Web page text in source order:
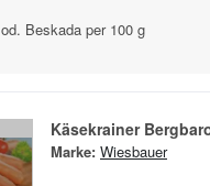
od. Beskada per 100 g
Käsekrainer
Marke: Wiesbauer